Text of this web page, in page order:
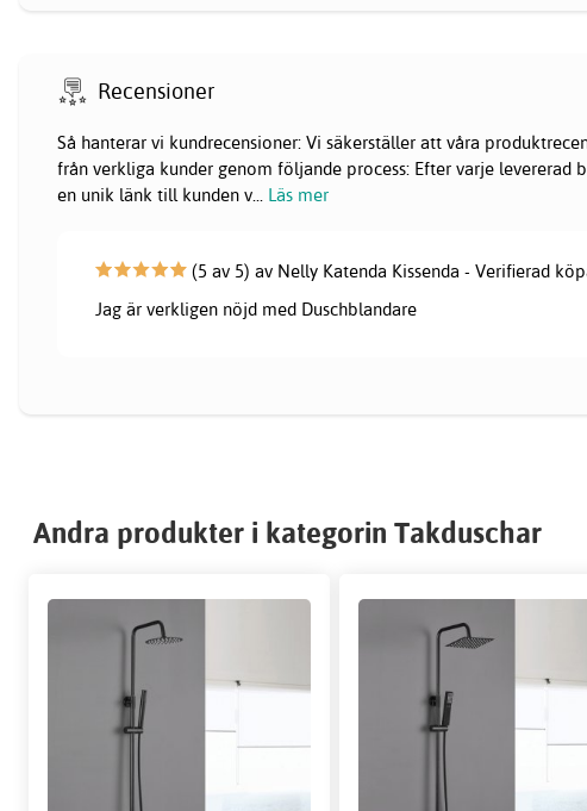
Recensioner
Så hanterar vi kundrecensioner: Vi säkerställer att våra
från verkliga kunder genom följande process: Efter varje levererad
en unik länk till kunden v... Läs mer
(5 av 5) av Nelly Katenda Kissenda - Verifierad
Jag är verkligen nöjd med Duschblandare
Andra produkter i kategorin Takduschar